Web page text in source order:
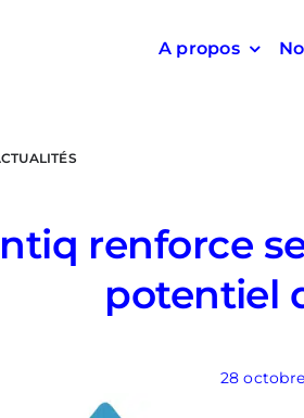
A propos
renforce
potentiel
28